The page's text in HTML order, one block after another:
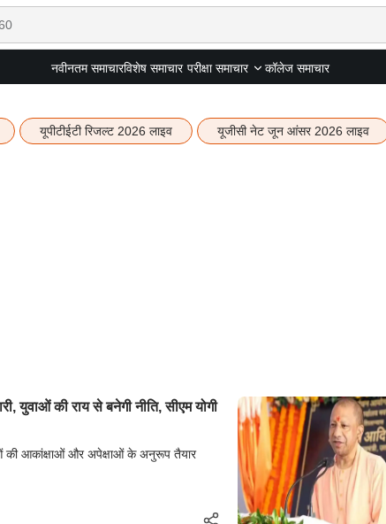
नवीनतम समाचारविशेष समाचार परीक्षा समाचार कॉलेज समाचार
यूपीटीईटी रिजल्ट 2026 लाइव यूजीसी नेट जून आंसर 2026 लाइव
की राय से बनेगी नीति, सीएम योगी
की आकांक्षाओं और अपेक्षाओं के अनुरूप तैयार